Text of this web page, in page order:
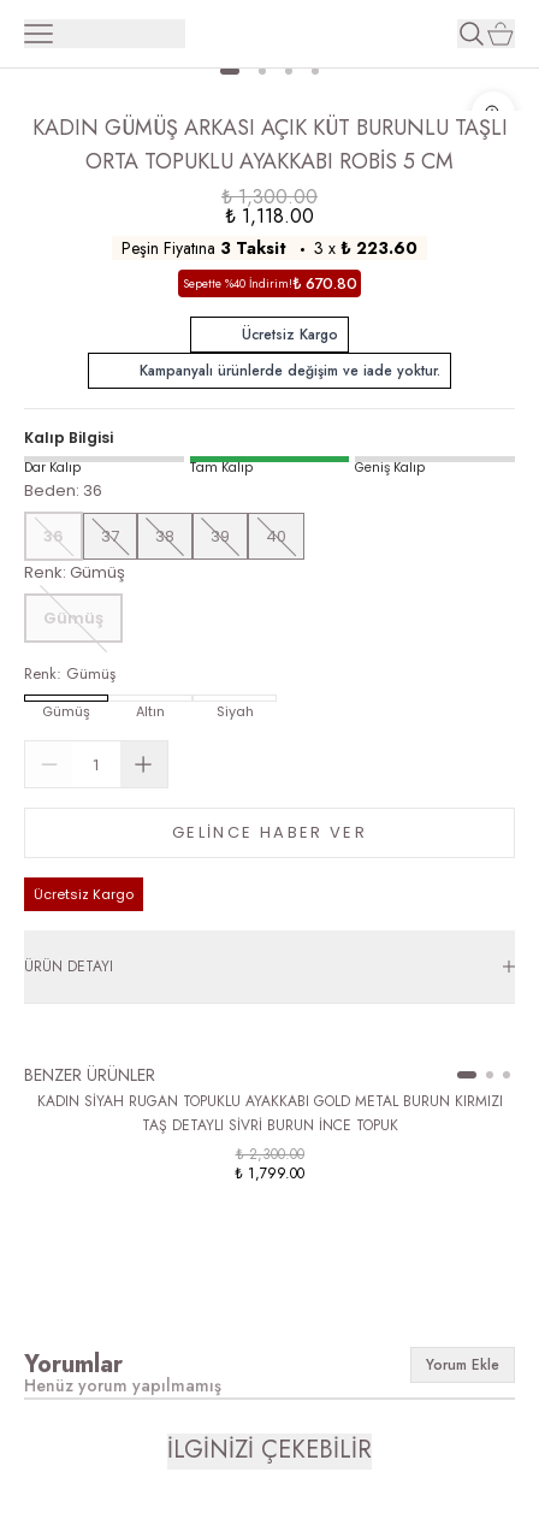
KADIN GÜMÜŞ ARKASI AÇIK KÜT BURUNLU TAŞLI
ORTA TOPUKLU AYAKKABI ROBİS 5 CM
₺ 1,300.00
₺ 1,118.00
Peşin Fiyatına 3 Taksit 3 x ₺ 223.60
Sepette %40 İndirim!₺ 670.80
Ücretsiz Kargo
Kampanyalı ürünlerde değişim ve iade yoktur.
Kalıp Bilgisi
Dar Kalıp Tam Kalıp Geniş Kalıp
Beden: 36
36
37 38 39
40
Renk: Gümüş
Gümüş
Renk: Gümüş
Gümüş Altın Siyah
GELİNCE HABER VER
Ücretsiz Kargo
ÜRÜN DETAYI
BENZER ÜRÜNLER
KADIN SİYAH RUGAN TOPUKLU AYAKKABI GOLD METAL BURUN KIRMIZI
TAŞ DETAYLI SİVRİ BURUN İNCE TOPUK
₺ 2,300.00
₺ 1,799.00
Yorumlar Yorum Ekle
Henüz yorum yapılmamış
İLGİNİZİ ÇEKEBİLİR